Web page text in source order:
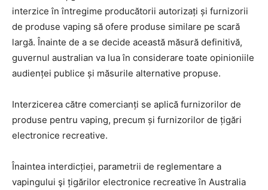
interzice în întregime producătorii autorizați și furnizorii
de produse vaping să ofere produse similare pe scară
largă. Înainte de a se decide această măsură definitivă,
guvernul australian va lua în considerare toate opinioniile
audienței publice și măsurile alternative propuse.
Interzicerea către comercianți se aplică furnizorilor de
produse pentru vaping, precum și furnizorilor de țigări
electronice recreative.
Înaintea interdicției, parametrii de reglementare a
vapingului şi țigărilor electronice recreative în Australia